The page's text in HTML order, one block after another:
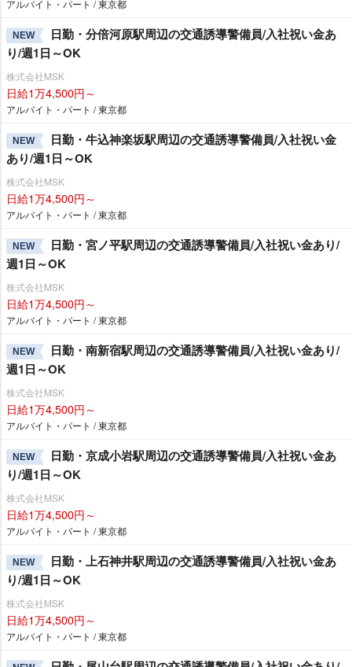
アルバイト・パート / 東京都
NEW
日勤・分倍河原駅周辺の交通誘導警備員/入社祝い金あ
り/週1日～OK
株式会社MSK
日給1万4,500円～
アルバイト・パート / 東京都
NEW
日勤・牛込神楽坂駅周辺の交通誘導警備員/入社祝い金
あり/週1日～OK
株式会社MSK
日給1万4,500円～
アルバイト・パート / 東京都
NEW
日勤・宮ノ平駅周辺の交通誘導警備員/入社祝い金あり/
週1日～OK
株式会社MSK
日給1万4,500円～
アルバイト・パート / 東京都
NEW
日勤・南新宿駅周辺の交通誘導警備員/入社祝い金あり/
週1日～OK
株式会社MSK
日給1万4,500円～
アルバイト・パート / 東京都
NEW
日勤・京成小岩駅周辺の交通誘導警備員/入社祝い金あ
り/週1日～OK
株式会社MSK
日給1万4,500円～
アルバイト・パート / 東京都
NEW
日勤・上石神井駅周辺の交通誘導警備員/入社祝い金あ
り/週1日～OK
株式会社MSK
日給1万4,500円～
アルバイト・パート / 東京都